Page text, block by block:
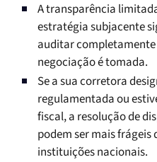
A transparência
estratégia subjacente
auditar
negociação é tomada.
Se a sua corretora
regulamentada ou
fiscal, a resolução de
podem ser mais frágeis
instituições nacionais.